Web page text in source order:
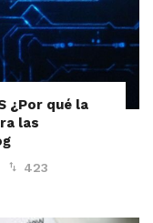
¿Por qué la
las
423